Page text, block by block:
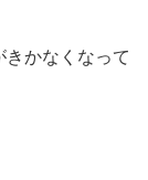
かなくなって